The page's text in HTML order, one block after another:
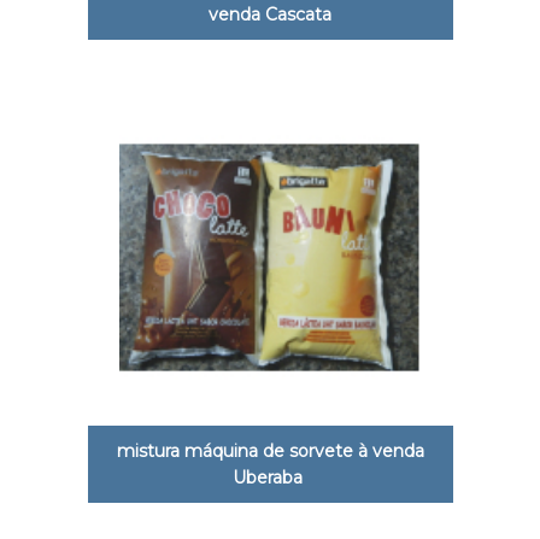
venda Cascata
mistura máquina de sorvete à venda
Uberaba